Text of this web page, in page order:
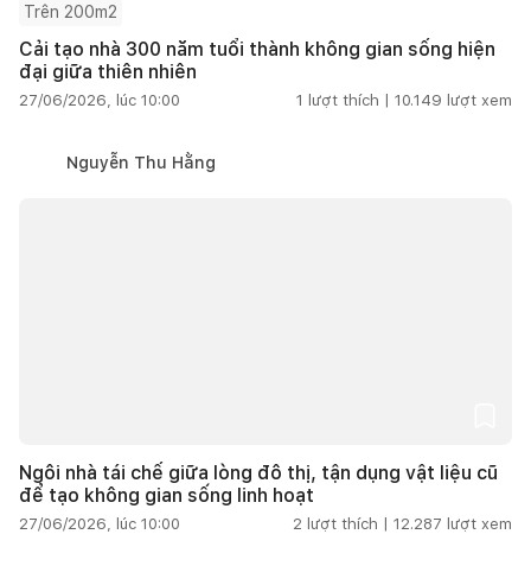
Trên 200m2
Cải tạo nhà 300 năm tuổi thành không gian sống hiện
đại giữa thiên nhiên
27/06/2026, lúc 10:00 1 lượt thích | 10.149 lượt xem
Nguyễn Thu Hằng
Ngôi nhà tái chế giữa lòng đô thị, tận dụng vật liệu cũ
để tạo không gian sống linh hoạt
27/06/2026, lúc 10:00 2 lượt thích | 12.287 lượt xem